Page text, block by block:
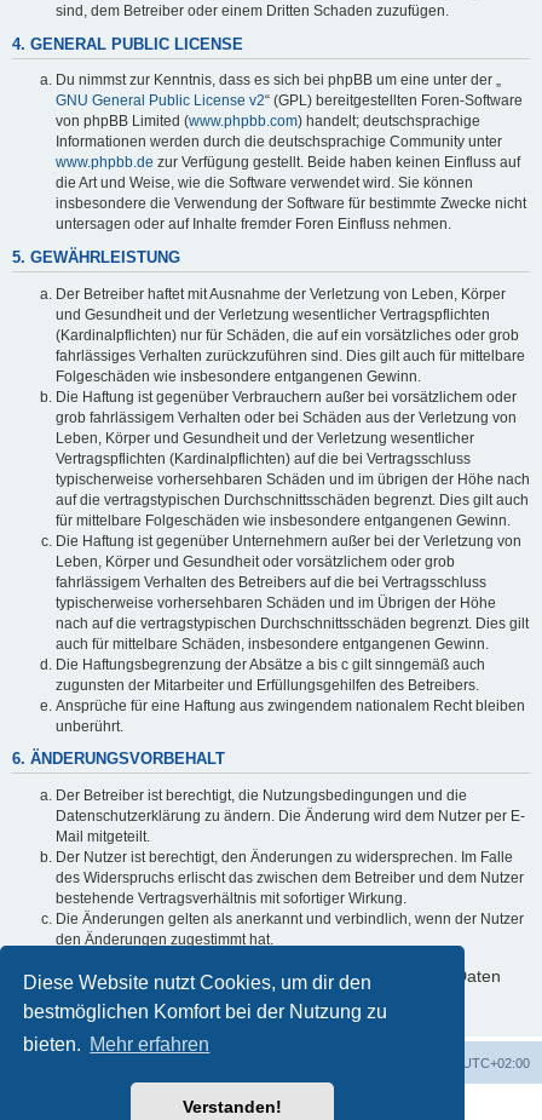
Diese Website nutzt Cookies, um dir den
bestmöglichen Komfort bei der Nutzung zu
bieten. Mehr erfahren
Verstanden!
sind, dem Betreiber oder einem Dritten Schaden zuzufügen.
4. GENERAL PUBLIC LICENSE
Du nimmst zur Kenntnis, dass es sich bei phpBB um eine unter der „
GNU General Public License v2“ (GPL) bereitgestellten Foren-Software
von phpBB Limited (www.phpbb.com) handelt; deutschsprachige
Informationen werden durch die deutschsprachige Community unter
www.phpbb.de zur Verfügung gestellt. Beide haben keinen Einfluss auf
die Art und Weise, wie die Software verwendet wird. Sie können
insbesondere die Verwendung der Software für bestimmte Zwecke nicht
untersagen oder auf Inhalte fremder Foren Einfluss nehmen.
5. GEWÄHRLEISTUNG
Der Betreiber haftet mit Ausnahme der Verletzung von Leben, Körper
und Gesundheit und der Verletzung wesentlicher Vertragspflichten
(Kardinalpflichten) nur für Schäden, die auf ein vorsätzliches oder grob
fahrlässiges Verhalten zurückzuführen sind. Dies gilt auch für mittelbare
Folgeschäden wie insbesondere entgangenen Gewinn.
Die Haftung ist gegenüber Verbrauchern außer bei vorsätzlichem oder
grob fahrlässigem Verhalten oder bei Schäden aus der Verletzung von
Leben, Körper und Gesundheit und der Verletzung wesentlicher
Vertragspflichten (Kardinalpflichten) auf die bei Vertragsschluss
typischerweise vorhersehbaren Schäden und im übrigen der Höhe nach
auf die vertragstypischen Durchschnittsschäden begrenzt. Dies gilt auch
für mittelbare Folgeschäden wie insbesondere entgangenen Gewinn.
Die Haftung ist gegenüber Unternehmern außer bei der Verletzung von
Leben, Körper und Gesundheit oder vorsätzlichem oder grob
fahrlässigem Verhalten des Betreibers auf die bei Vertragsschluss
typischerweise vorhersehbaren Schäden und im Übrigen der Höhe
nach auf die vertragstypischen Durchschnittsschäden begrenzt. Dies gilt
auch für mittelbare Schäden, insbesondere entgangenen Gewinn.
Die Haftungsbegrenzung der Absätze a bis c gilt sinngemäß auch
zugunsten der Mitarbeiter und Erfüllungsgehilfen des Betreibers.
Ansprüche für eine Haftung aus zwingendem nationalem Recht bleiben
unberührt.
6. ÄNDERUNGSVORBEHALT
Der Betreiber ist berechtigt, die Nutzungsbedingungen und die
Datenschutzerklärung zu ändern. Die Änderung wird dem Nutzer per E-
Mail mitgeteilt.
Der Nutzer ist berechtigt, den Änderungen zu widersprechen. Im Falle
des Widerspruchs erlischt das zwischen dem Betreiber und dem Nutzer
bestehende Vertragsverhältnis mit sofortiger Wirkung.
Die Änderungen gelten als anerkannt und verbindlich, wenn der Nutzer
den Änderungen zugestimmt hat.
Informationen über den Umgang mit deinen persönlichen Daten
sind in der Datenschutzerklärung enthalten.
UTC+02:00
Powered byphpBB® Forum Software © phpBB Limited